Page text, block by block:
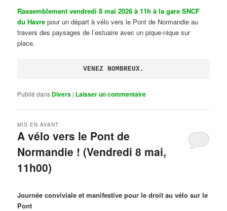
Rassemblement vendredi 8 mai 2026 à 11h à la gare SNCF
du Havre pour un départ à vélo vers le Pont de Normandie au
travers des paysages de l’estuaire avec un pique-nique sur
place.
VENEZ NOMBREUX.
Publié dans Divers | Laisser un commentaire
A vélo vers le Pont de
Normandie ! (Vendredi 8 mai,
11h00)
MIS EN AVANT
Journée conviviale et manifestive pour le droit au vélo sur le
Pont